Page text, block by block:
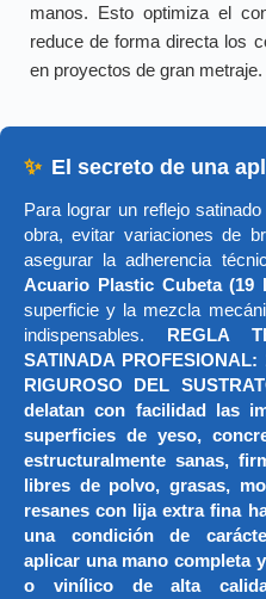
manos. Esto optimiza el
reduce de forma directa los
en proyectos de gran metraje.
✨ El secreto de una
Para lograr un reflejo
obra, evitar variaciones de
asegurar la adherencia
Acuario Plastic Cubeta (19
superficie y la mezcla
indispensables.
REGLA
SATINADA
RIGUROSO DEL
delatan con facilidad las
superficies de yeso,
estructuralmente sanas,
libres de polvo, grasas,
resanes con lija extra fina
una condición de
aplicar una mano completa
o vinílico de alta